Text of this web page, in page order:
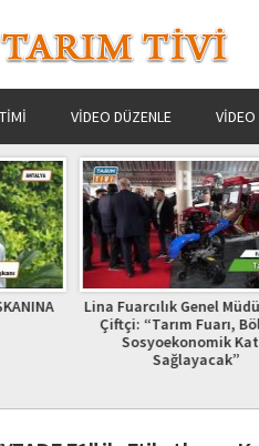
VIDEO DÜZENLE VIDEO
Müdürü Nebi
Fuarı, Bölgeye
Verimli